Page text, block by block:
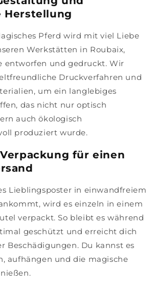
Herstellung
Pferd wird mit viel Liebe
Werkstätten in Roubaix,
entworfen und gedruckt. Wir
Druckverfahren und
um ein langlebiges
das nicht nur optisch
auch ökologisch
produziert wurde.
für einen
Lieblingsposter in einwandfreiem
wird es einzeln in einem
verpackt. So bleibt es während
geschützt und erreicht dich
Beschädigungen. Du kannst es
aufhängen und die magische